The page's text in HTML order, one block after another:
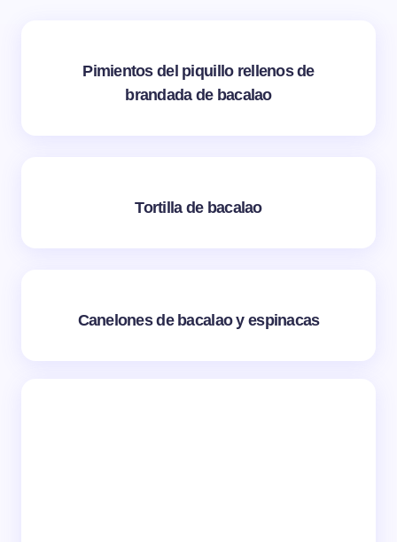
Pimientos del piquillo rellenos de
brandada de bacalao
Tortilla de bacalao
Canelones de bacalao y espinacas